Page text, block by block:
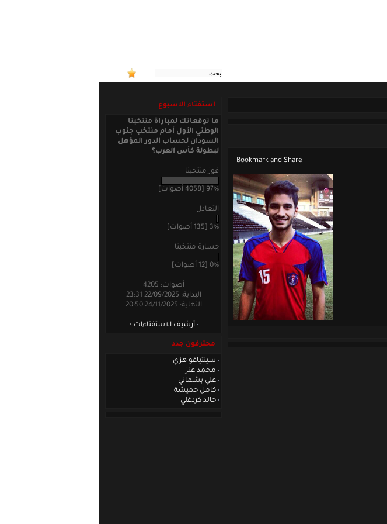
استفتاء الاسبوع
ما توقعاتك لمباراة منتخبنا
الوطني الأول أمام منتخب جنوب
السودان لحساب الدور المؤهل
لبطولة كأس العرب؟
فوز منتخبنا
97% [4058 أصوات]
التعادل
3% [135 أصوات]
خسارة منتخبنا
0% [12 أصوات]
أصوات: 4205
البداية: 22/09/2025 23:31
النهاية: 24/11/2025 20:50
أرشيف الاستفتاءات
محترفون جدد
سينتياغو هزي
محمد عنز
علي بشماني
كامل حميشة
خالد كردغلي